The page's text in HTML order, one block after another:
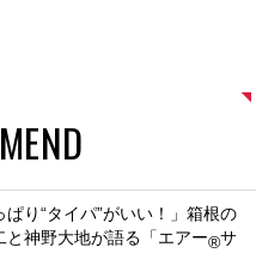
ぱり“タイパ”がいい！」箱根の
と神野大地が語る「エアー®サ